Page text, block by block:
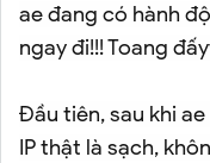
ae đang có hành
ngay đi!!! Toang
Đầu tiên, sau khi
IP thật là sạch,